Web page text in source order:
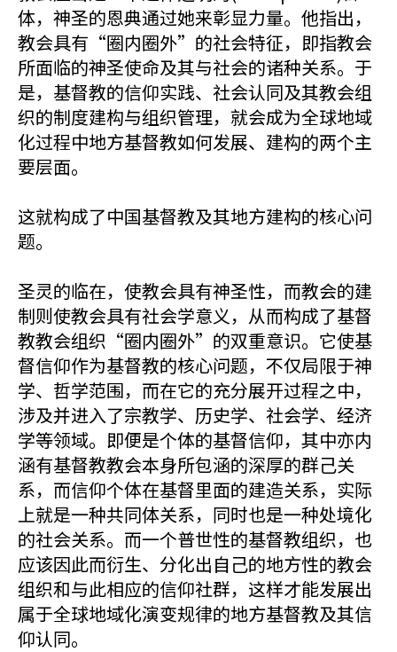
体，神圣的恩典通过她来彰显力量。他指出，
教会具有“圈内圈外”的社会特征，即指教会
所面临的神圣使命及其与社会的诸种关系。于
是，基督教的信仰实践、社会认同及其教会组
织的制度建构与组织管理，就会成为全球地域
化过程中地方基督教如何发展、建构的两个主
要层面。
这就构成了中国基督教及其地方建构的核心问
题。
圣灵的临在，使教会具有神圣性，而教会的建
制则使教会具有社会学意义，从而构成了基督
教教会组织“圈内圈外”的双重意识。它使基
督信仰作为基督教的核心问题，不仅局限于神
学、哲学范围，而在它的充分展开过程之中，
涉及并进入了宗教学、历史学、社会学、经济
学等领域。即便是个体的基督信仰，其中亦内
涵有基督教教会本身所包涵的深厚的群己关
系，而信仰个体在基督里面的建造关系，实际
上就是一种共同体关系，同时也是一种处境化
的社会关系。而一个普世性的基督教组织，也
应该因此而衍生、分化出自己的地方性的教会
组织和与此相应的信仰社群，这样才能发展出
属于全球地域化演变规律的地方基督教及其信
仰认同。